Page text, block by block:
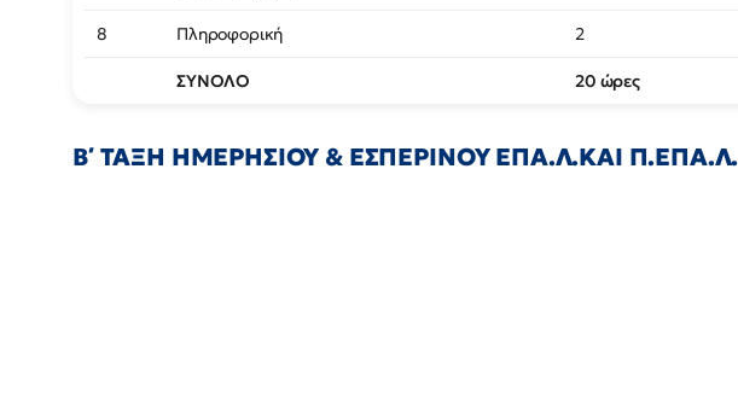
8 Πληροφορική 2
ΣΥΝΟΛΟ 20 ώρες
Β΄ ΤΑΞΗ ΗΜΕΡΗΣΙΟΥ & ΕΣΠΕΡΙΝΟΥ ΕΠΑ.Λ.ΚΑΙ Π.ΕΠΑ.Λ.